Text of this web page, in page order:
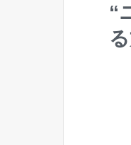
“